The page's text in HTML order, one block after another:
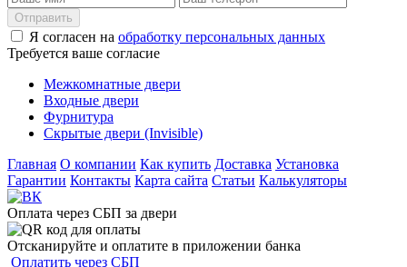
Отправить
Я согласен на обработку персональных данных
Требуется ваше согласие
Межкомнатные двери
Входные двери
Фурнитура
Скрытые двери (Invisible)
Главная О компании Как купить Доставка Установка
Гарантии Контакты Карта сайта Статьи Калькуляторы
Оплата через СБП за двери
Отсканируйте и оплатите в приложении банка
Оплатить через СБП